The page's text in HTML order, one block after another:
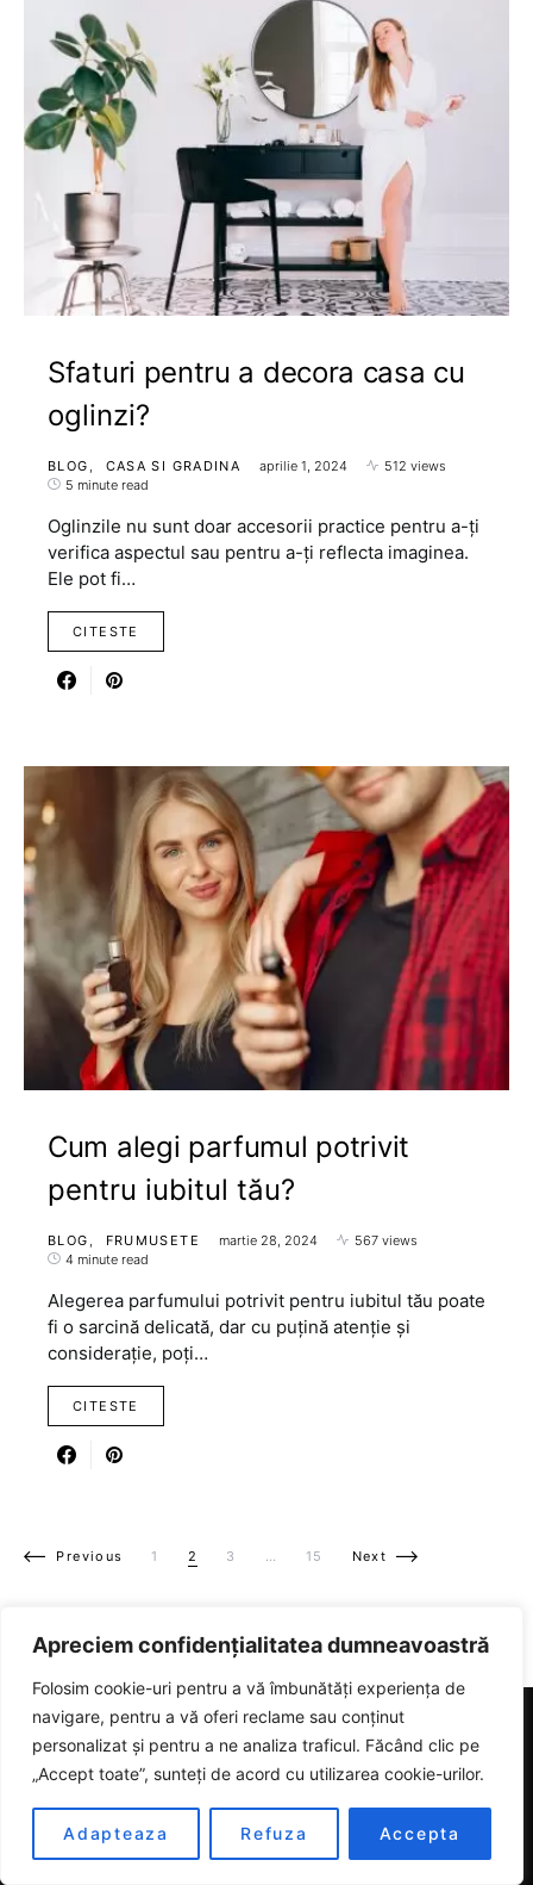
Apreciem confidențialitatea dumneavoastră
Folosim cookie-uri pentru a vă îmbunătăți experiența de
navigare, pentru a vă oferi reclame sau conținut
personalizat și pentru a ne analiza traficul. Făcând clic pe
„Accept toate”, sunteți de acord cu utilizarea cookie-urilor.
Adapteaza Refuza Accepta
Sfaturi pentru a decora casa cu
oglinzi?
BLOG CASA SI GRADINA aprilie 1, 2024
512 views
5 minute read
Oglinzile nu sunt doar accesorii practice pentru a-ți
verifica aspectul sau pentru a-ți reflecta imaginea.
Ele pot fi…
CITESTE
Cum alegi parfumul potrivit
pentru iubitul tău?
BLOG FRUMUSETE martie 28, 2024
567 views
4 minute read
Alegerea parfumului potrivit pentru iubitul tău poate
fi o sarcină delicată, dar cu puțină atenție și
considerație, poți…
CITESTE
Paginație articole
Previous 1 2 3 … 15 Next
RICARTER
Designed & Developed bySmartSeoPack.com